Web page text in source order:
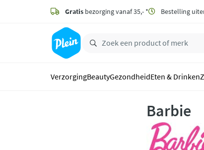
zoeken
hoofdinhoud
Gratis bezorging vanaf 35,- * Bestelling
VerzorgingBeautyGezondheidEten & Drinken
Barbie